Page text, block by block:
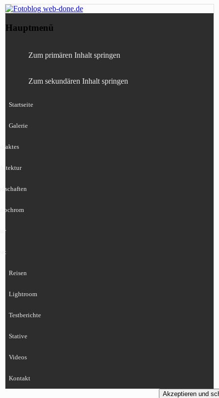
Fotoblog web-done.de
Canon, Nikon, Sony
Hauptmenü
Zum primären Inhalt springen
Zum sekundären Inhalt springen
Startseite
Galerie
Reisen
Lightroom
Testberichte
Stative
Videos
Kontakt